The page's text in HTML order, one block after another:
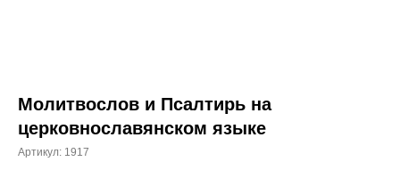
Молитвослов и Псалтирь на
церковнославянском языке
Артикул: 1917